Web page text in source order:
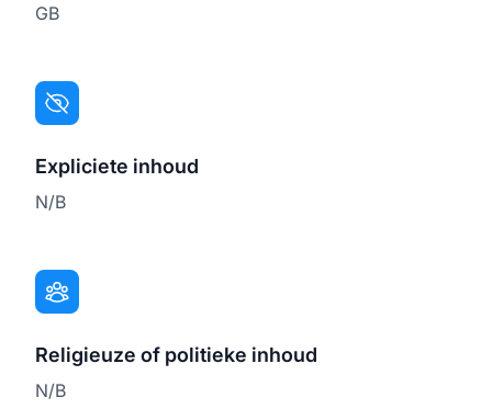
GB
Expliciete inhoud
N/B
Religieuze of politieke inhoud
N/B